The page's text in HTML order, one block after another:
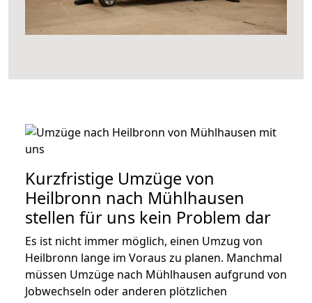
Kurzfristige Umzüge von
Heilbronn nach Mühlhausen
stellen für uns kein Problem dar
Es ist nicht immer möglich, einen Umzug von
Heilbronn lange im Voraus zu planen. Manchmal
müssen Umzüge nach Mühlhausen aufgrund von
Jobwechseln oder anderen plötzlichen